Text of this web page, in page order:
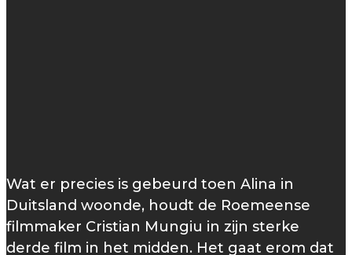
Wat er precies is gebeurd toen Alina in
Duitsland woonde, houdt de Roemeense
filmmaker Cristian Mungiu in zijn sterke
derde film in het midden. Het gaat erom dat